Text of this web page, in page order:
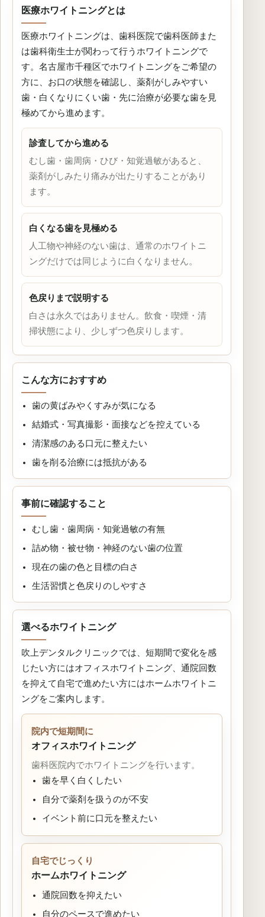
医療ホワイトニングとは
医療ホワイトニングは、歯科医院で歯科医師また
は歯科衛生士が関わって行うホワイトニングで
す。名古屋市千種区でホワイトニングをご希望の
方に、お口の状態を確認し、薬剤がしみやすい
歯・白くなりにくい歯・先に治療が必要な歯を見
極めてから進めます。
診査してから進める
むし歯・歯周病・ひび・知覚過敏があると、
薬剤がしみたり痛みが出たりすることがあり
ます。
白くなる歯を見極める
人工物や神経のない歯は、通常のホワイトニ
ングだけでは同じように白くなりません。
色戻りまで説明する
白さは永久ではありません。飲食・喫煙・清
掃状態により、少しずつ色戻りします。
こんな方におすすめ
歯の黄ばみやくすみが気になる
結婚式・写真撮影・面接などを控えている
清潔感のある口元に整えたい
歯を削る治療には抵抗がある
事前に確認すること
むし歯・歯周病・知覚過敏の有無
詰め物・被せ物・神経のない歯の位置
現在の歯の色と目標の白さ
生活習慣と色戻りのしやすさ
選べるホワイトニング
吹上デンタルクリニックでは、短期間で変化を感
じたい方にはオフィスホワイトニング、通院回数
を抑えて自宅で進めたい方にはホームホワイトニ
ングをご案内します。
院内で短期間に
オフィスホワイトニング
歯科医院内でホワイトニングを行います。
歯を早く白くしたい
自分で薬剤を扱うのが不安
イベント前に口元を整えたい
自宅でじっくり
ホームホワイトニング
通院回数を抑えたい
自分のペースで進めたい